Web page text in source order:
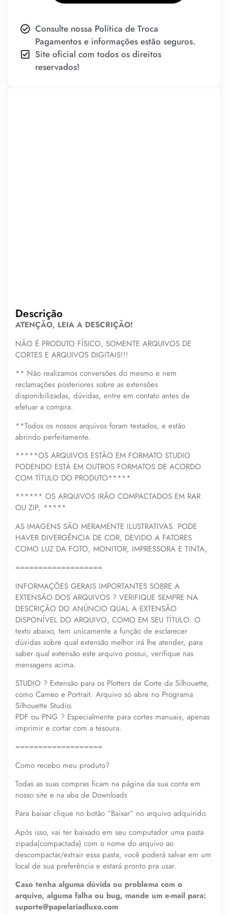
Descrição
ATENÇÃO, LEIA A DESCRIÇÃO!
NÃO É PRODUTO FÍSICO, SOMENTE ARQUIVOS DE
CORTES E ARQUIVOS DIGITAIS!!!
** Não realizamos conversões do mesmo e nem
reclamações posteriores sobre as extensões
disponibilizadas, dúvidas, entre em contato antes de
efetuar a compra.
**Todos os nossos arquivos foram testados, e estão
abrindo perfeitamente.
*****OS ARQUIVOS ESTÃO EM FORMATO STUDIO
PODENDO ESTÁ EM OUTROS FORMATOS DE ACORDO
COM TÍTULO DO PRODUTO*****
****** OS ARQUIVOS IRÃO COMPACTADOS EM RAR
OU ZIP, *****
AS IMAGENS SÃO MERAMENTE ILUSTRATIVAS. PODE
HAVER DIVERGÊNCIA DE COR, DEVIDO A FATORES
COMO LUZ DA FOTO, MONITOR, IMPRESSORA E TINTA,
===================
INFORMAÇÕES GERAIS IMPORTANTES SOBRE A
EXTENSÃO DOS ARQUIVOS ? VERIFIQUE SEMPRE NA
DESCRIÇÃO DO ANÚNCIO QUAL A EXTENSÃO
DISPONÍVEL DO ARQUIVO, COMO EM SEU TÍTULO. O
texto abaixo, tem unicamente a função de esclarecer
dúvidas sobre qual extensão melhor irá lhe atender, para
saber qual extensão este arquivo possui, verifique nas
mensagens acima.
STUDIO ? Extensão para os Plotters de Corte da Silhouette,
como Cameo e Portrait. Arquivo só abre no Programa
Silhouette Studio.
PDF ou PNG ? Especialmente para cortes manuais, apenas
imprimir e cortar com a tesoura.
===================
Como recebo meu produto?
Todas as suas compras ficam na página da sua conta em
nosso site e na aba de Downloads
Para baixar clique no botão “Baixar” no arquivo adquirido.
Após isso, vai ter baixado em seu computador uma pasta
zipada(compactada) com o nome do arquivo ao
descompactar/extrair essa pasta, você poderá salvar em um
local de sua preferência e estará pronto pra usar.
Caso tenha alguma dúvida ou problema com o
arquivo, alguma falha ou bug, mande um e-mail para:
suporte@papelariadluxo.com
Consulte nossa Política de Troca
Pagamentos e informações estão seguros.
Site oficial com todos os direitos
reservados!